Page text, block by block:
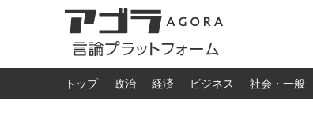
トップ 政治 経済 ビジネス 社会・一般